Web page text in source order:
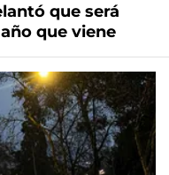
que será
que viene